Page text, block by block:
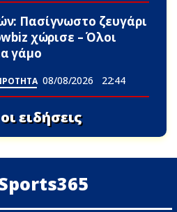
Πασίγνωστο ζευγάρι
χώρισε – Όλοι
γάμο
08/08/2026 22:44
ειδήσεις